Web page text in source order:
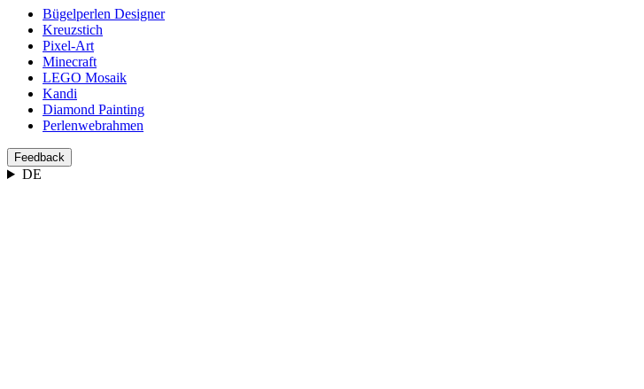
Bügelperlen Designer
Kreuzstich
Pixel-Art
Minecraft
LEGO Mosaik
Kandi
Diamond Painting
Perlenwebrahmen
Feedback
DE